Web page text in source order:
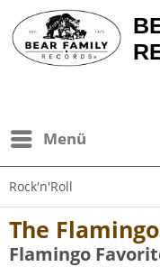
Menü
Rock'n'Roll
The
Flamingo